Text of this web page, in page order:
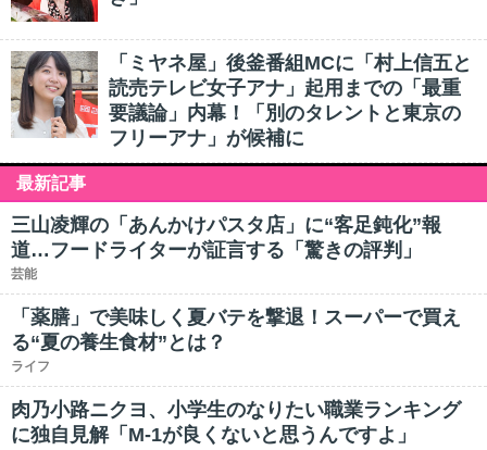
「ミヤネ屋」後釜番組MCに「村上信五と
読売テレビ女子アナ」起用までの「最重
要議論」内幕！「別のタレントと東京の
フリーアナ」が候補に
最新記事
三山凌輝の「あんかけパスタ店」に“客足鈍化”報
道…フードライターが証言する「驚きの評判」
芸能
「薬膳」で美味しく夏バテを撃退！スーパーで買え
る“夏の養生食材”とは？
ライフ
肉乃小路ニクヨ、小学生のなりたい職業ランキング
に独自見解「M-1が良くないと思うんですよ」